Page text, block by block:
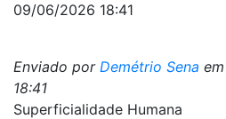
09/06/2026 18:41
Enviado por Demétrio Sena em
18:41
Superficialidade Humana